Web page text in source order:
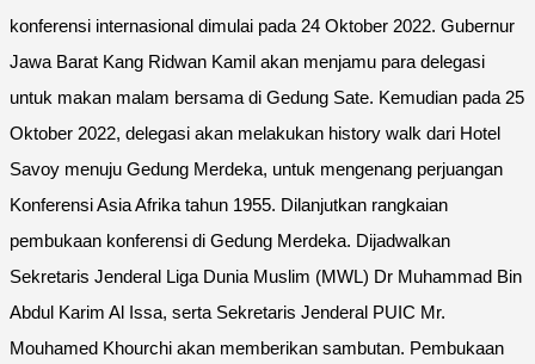
konferensi internasional dimulai pada 24 Oktober 2022. Gubernur
Jawa Barat Kang Ridwan Kamil akan menjamu para delegasi
untuk makan malam bersama di Gedung Sate. Kemudian pada 25
Oktober 2022, delegasi akan melakukan history walk dari Hotel
Savoy menuju Gedung Merdeka, untuk mengenang perjuangan
Konferensi Asia Afrika tahun 1955. Dilanjutkan rangkaian
pembukaan konferensi di Gedung Merdeka. Dijadwalkan
Sekretaris Jenderal Liga Dunia Muslim (MWL) Dr Muhammad Bin
Abdul Karim Al Issa, serta Sekretaris Jenderal PUIC Mr.
Mouhamed Khourchi akan memberikan sambutan. Pembukaan